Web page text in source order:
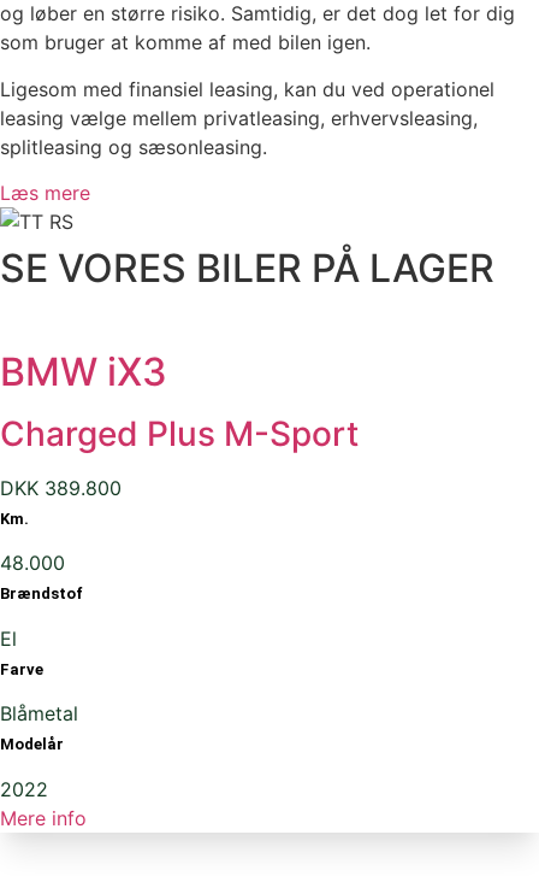
og løber en større risiko. Samtidig, er det dog let for dig
som bruger at komme af med bilen igen.
Ligesom med finansiel leasing, kan du ved operationel
leasing vælge mellem privatleasing, erhvervsleasing,
splitleasing og sæsonleasing.
Læs mere
SE VORES BILER PÅ LAGER
BMW iX3
Charged Plus M-Sport
DKK 389.800
Km.
48.000
Brændstof
El
Farve
Blåmetal
Modelår
2022
Mere info